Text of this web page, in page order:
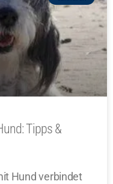
Tipps &
Hund verbindet